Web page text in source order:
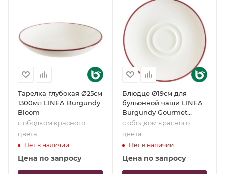
Тарелка глубокая Ø25см
1300мл LINEA Burgundy
Bloom
с ободком красного
цвета
Нет в наличии
Цена по запросу
Блюдце Ø19см для
бульонной чаши LINEA
Burgundy Gourmet
Consomme
с ободком красного
цвета
Нет в наличии
Цена по запросу